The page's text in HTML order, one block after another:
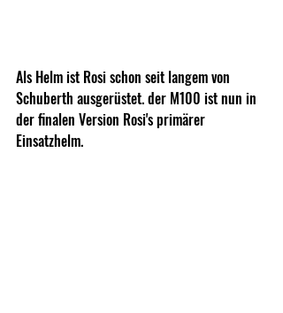
Als Helm ist Rosi schon seit langem von
Schuberth ausgerüstet. der M100 ist nun in
der finalen Version Rosi's primärer
Einsatzhelm.